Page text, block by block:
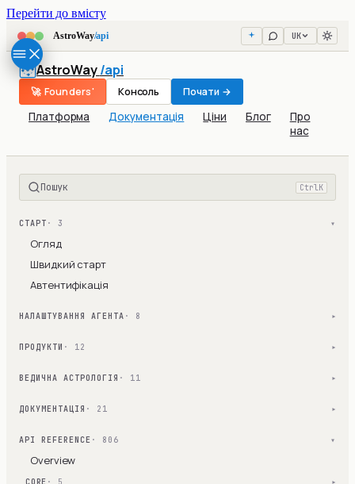
Перейти до вмісту
AstroWay/api UK
AstroWay/api
Платформа Документація Ціни Блог
Про
нас
🚀 Founders' Консоль Почати →
Пошук Ctrl K
СТАРТ · 3 ▾
Огляд
Швидкий старт
Автентифікація
НАЛАШТУВАННЯ АГЕНТА · 8 ▾
ПРОДУКТИ · 12 ▾
ВЕДИЧНА АСТРОЛОГІЯ · 11 ▾
ДОКУМЕНТАЦІЯ · 21 ▾
API REFERENCE · 806 ▾
Overview
▾